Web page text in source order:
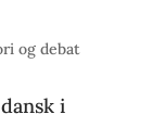
og debat
i